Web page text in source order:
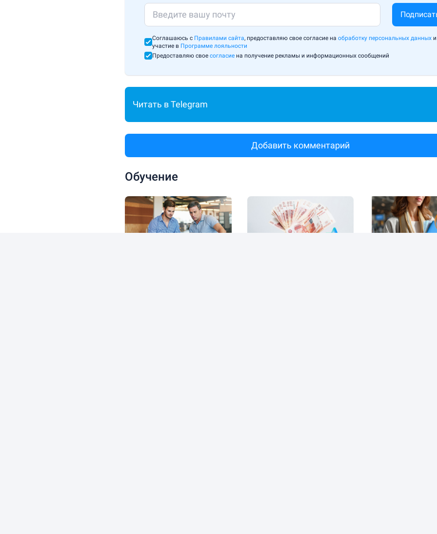
Соглашаюсь с Правилами сайта, предоставляю свое согласие на обработку персональных данных
участие в Программе лояльности
Предоставляю свое согласие на получение рекламы и информационных сообщений
Читать в Telegram
Добавить комментарий
Обучение